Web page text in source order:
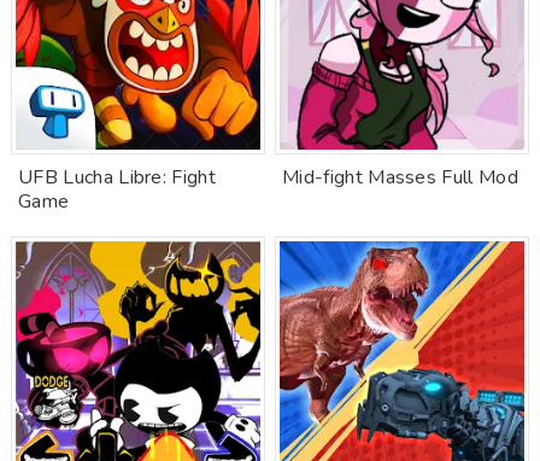
UFB Lucha Libre: Fight
Game
Mid-fight Masses Full Mod